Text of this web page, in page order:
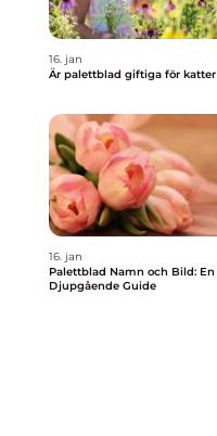
16. jan
Är palettblad giftiga för katter
16. jan
Palettblad Namn och Bild: En
Djupgående Guide